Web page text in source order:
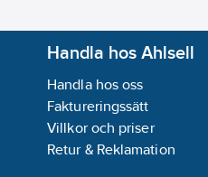
Handla hos Ahlsell
Handla hos oss
Faktureringssätt
Villkor och priser
Retur & Reklamation